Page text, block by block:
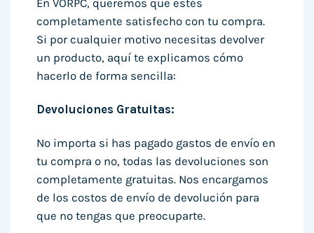
En VORPC, queremos que estés
completamente satisfecho con tu compra.
Si por cualquier motivo necesitas devolver
un producto, aquí te explicamos cómo
hacerlo de forma sencilla:
Devoluciones Gratuitas:
No importa si has pagado gastos de envío en
tu compra o no, todas las devoluciones son
completamente gratuitas. Nos encargamos
de los costos de envío de devolución para
que no tengas que preocuparte.